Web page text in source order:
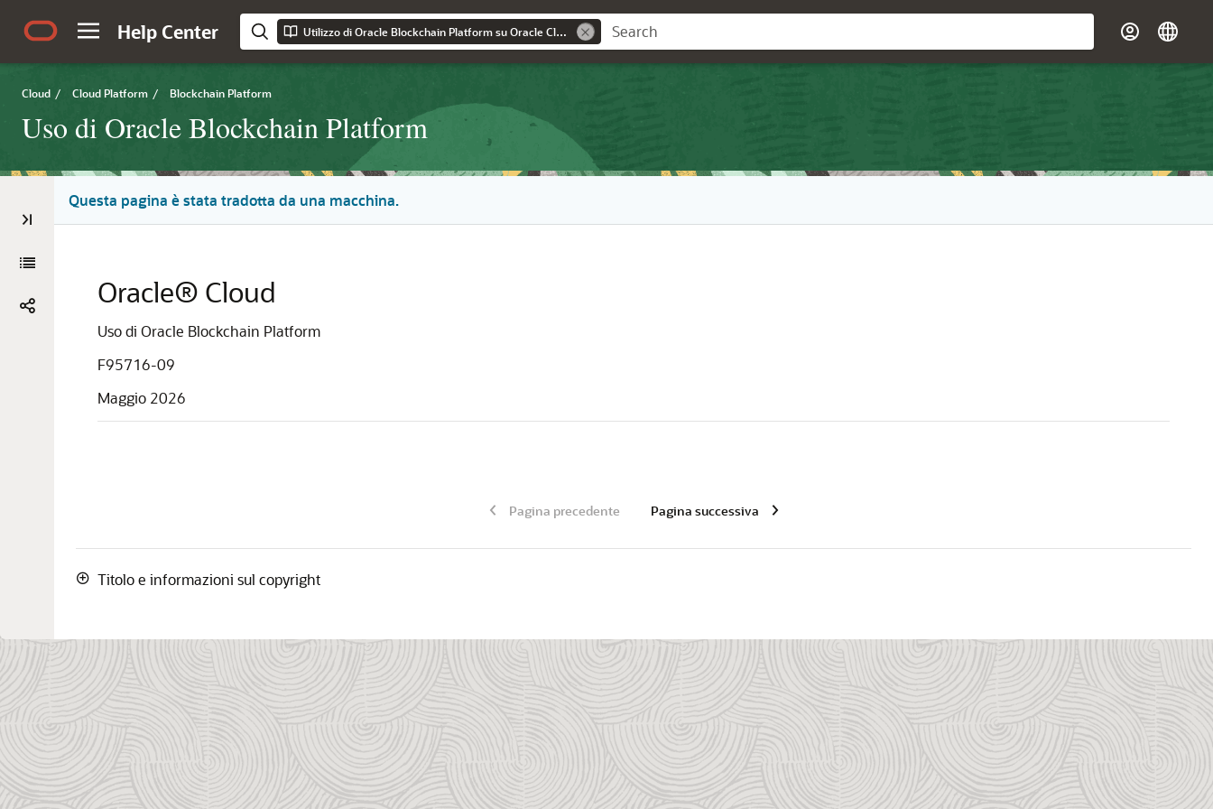
Help Center Utilizzo di Oracle Blockchain Platform su Oracle Cloud Infrastructure
Cloud / Cloud Platform / Blockchain Platform
Uso di Oracle Blockchain Platform
Questa pagina è stata tradotta da una macchina.
Oracle® Cloud
Uso di Oracle Blockchain Platform
F95716-09
Maggio 2026
Pagina precedente Pagina successiva
Titolo e informazioni sul copyright